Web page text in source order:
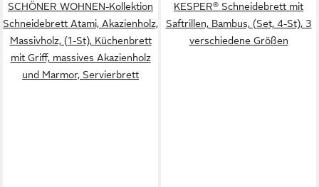
SCHÖNER WOHNEN-Kollektion
Schneidebrett Atami, Akazienholz,
Massivholz, (1-St), Küchenbrett
mit Griff, massives Akazienholz
und Marmor, Servierbrett
KESPER® Schneidebrett mit
Saftrillen, Bambus, (Set, 4-St), 3
verschiedene Größen